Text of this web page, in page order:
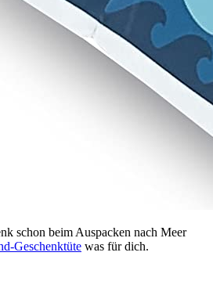
schon beim Auspacken nach Meer
Geschenktüte was für dich.